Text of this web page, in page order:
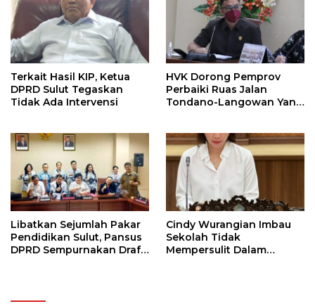
Terkait Hasil KIP, Ketua
DPRD Sulut Tegaskan
Tidak Ada Intervensi
HVK Dorong Pemprov
Perbaiki Ruas Jalan
Tondano-Langowan Yang
Libatkan Sejumlah Pakar
Pendidikan Sulut, Pansus
DPRD Sempurnakan Draf
Cindy Wurangian Imbau
Sekolah Tidak
Mempersulit Dalam